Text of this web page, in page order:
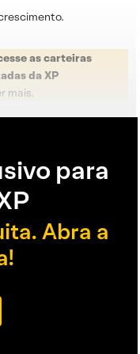
as carteiras
da XP
mais.
para
Abra a